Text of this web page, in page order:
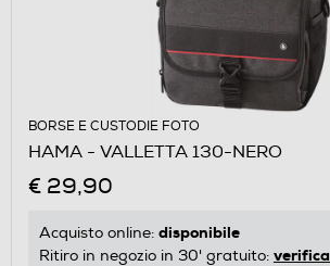
BORSE E CUSTODIE FOTO
HAMA - VALLETTA 130-NERO
€ 29,90
Acquisto online: disponibile
Ritiro in negozio in 30' gratuito: verifica